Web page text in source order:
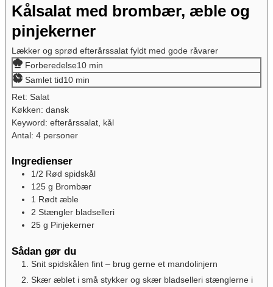
Kålsalat med brombær, æble og
pinjekerner
Lækker og sprød efterårssalat fyldt med gode råvarer
Forberedelse10 min
Samlet tid10 min
Ret: Salat
Køkken: dansk
Keyword: efterårssalat, kål
Antal: 4 personer
Ingredienser
1/2 Rød spidskål
125 g Brombær
1 Rødt æble
2 Stængler bladselleri
25 g Pinjekerner
Sådan gør du
Snit spidskålen fint – brug gerne et mandolinjern
Skær æblet i små stykker og skær bladselleri stænglerne i